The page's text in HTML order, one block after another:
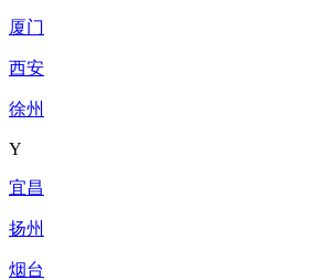
厦门
西安
徐州
Y
宜昌
扬州
烟台